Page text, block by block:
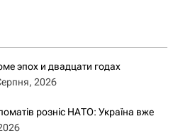
эпох и двадцати годах
2026
розніс НАТО: Україна вже